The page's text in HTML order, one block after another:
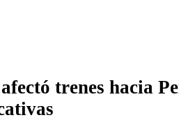
trenes hacia